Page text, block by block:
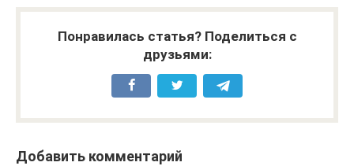
Понравилась статья? Поделиться с
друзьями:
Добавить комментарий